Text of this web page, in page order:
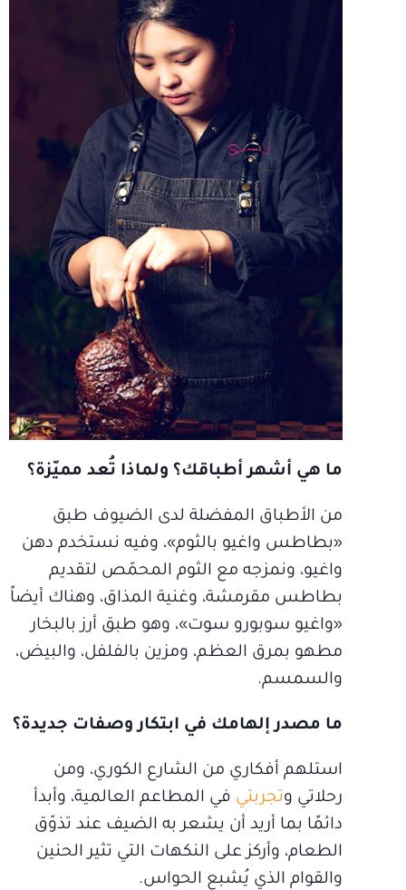
ما هي أشهر أطباقك؟ ولماذا تُعد مميّزة؟
من الأطباق المفضلة لدى الضيوف طبق
«بطاطس واغيو بالثوم»، وفيه نستخدم دهن
واغيو، ونمزجه مع الثوم المحمّص لتقديم
بطاطس مقرمشة، وغنية المذاق، وهناك أيضاً
«واغيو سوبورو سوت»، وهو طبق أرز بالبخار
مطهو بمرق العظم، ومزين بالفلفل، والبيض،
والسمسم.
ما مصدر إلهامك في ابتكار وصفات جديدة؟
استلهم أفكاري من الشارع الكوري، ومن
رحلاتي وتجربتي في المطاعم العالمية، وأبدأ
دائمًا بما أريد أن يشعر به الضيف عند تذوّق
الطعام، وأركز على النكهات التي تثير الحنين
والقوام الذي يُشبع الحواس.